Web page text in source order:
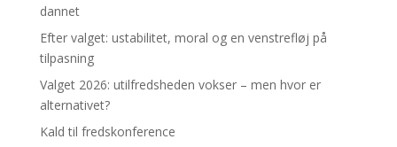
dannet
Efter valget: ustabilitet, moral og en venstrefløj på
tilpasning
Valget 2026: utilfredsheden vokser – men hvor er
alternativet?
Kald til fredskonference